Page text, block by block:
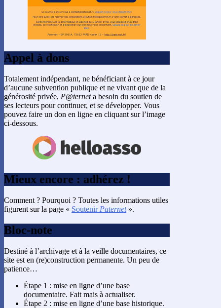
Appel à dons
Totalement indépendant, ne bénéficiant à ce jour
d’aucune subvention publique et ne vivant que de la
générosité privée, P@terneta besoin du soutien de
ses lecteurs pour continuer, et se développer. Vous
pouvez faire un don en ligne en cliquant sur l’image
ci-dessous.
Mieux encore : adhérez !
Comment ? Pourquoi ? Toutes les informations utiles
figurent sur la page « Soutenir Paternet».
Bloc-note
Destiné à l’archivage et à la veille documentaires, ce
site est en (re)construction permanente. Un peu de
patience…
Étape 1 : mise en ligne d’une base
documentaire. Fait mais à actualiser.
Étape 2 : mise en ligne d’une base historique.